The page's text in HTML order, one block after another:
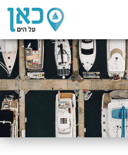
בחר מיקום
הכל
ביוון / ליוון
בישראל
באילת
במרינה הרצליה